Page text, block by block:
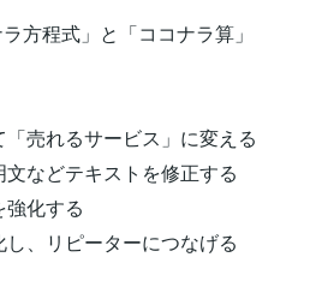
方程式」と「ココナラ算」
売れるサービス」に変える
などテキストを修正する
化する
、リピーターにつなげる